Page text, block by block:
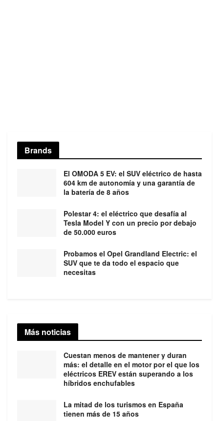
Brands
El OMODA 5 EV: el SUV eléctrico de hasta
604 km de autonomía y una garantía de
la batería de 8 años
Polestar 4: el eléctrico que desafía al
Tesla Model Y con un precio por debajo
de 50.000 euros
Probamos el Opel Grandland Electric: el
SUV que te da todo el espacio que
necesitas
Más noticias
Cuestan menos de mantener y duran
más: el detalle en el motor por el que los
eléctricos EREV están superando a los
híbridos enchufables
La mitad de los turismos en España
tienen más de 15 años